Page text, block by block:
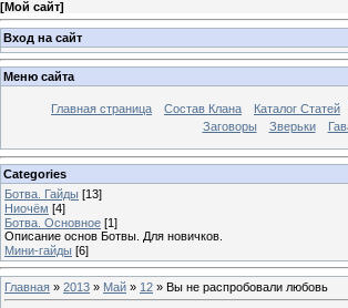
[Мой сайт]
Вход на сайт
Меню сайта
Главная страница Состав Клана Каталог Статей
Заговоры
Зверьки
Categories
Ботва. Гайды [13]
Ниочём [4]
Ботва. Основное [1]
Описание основ Ботвы. Для новичков.
Мини-гайды [6]
Главная » 2013 » Май » 12 » Вы не распробовали любовь